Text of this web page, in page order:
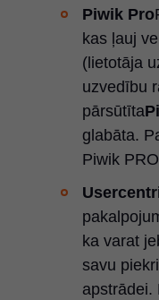
Piwik Pro
kas ļauj
(lietotāja
uzvedību
pārsūtīta
glabāta.
Piwik
ka varat
savu
apstrādei.